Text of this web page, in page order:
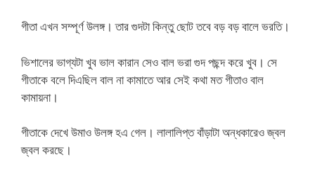
গীতা এখন সম্পূর্ণ উলঙ্গ। তার গুদটা কিন্তু ছোট তবে বড় বড় বালে ভরতি।
ভিশালের ভাগ্যটা খুব ভাল কারান সেও বাল ভরা গুদ পছন্দ করে খুব। সে
গীতাকে বলে দিএছিল বাল না কামাতে আর সেই কথা মত গীতাও বাল
কামায়না।
গীতাকে দেখে উমাও উলঙ্গ হএ গেল। লালালিপ্ত বাঁড়াটা অন্ধকারেও জ্বল
জ্বল করছে।